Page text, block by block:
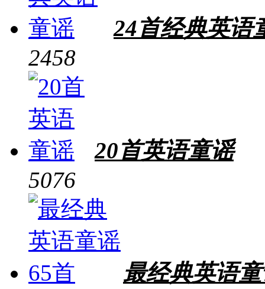
24首经典英语
2458
20首英语童谣
5076
最经典英语